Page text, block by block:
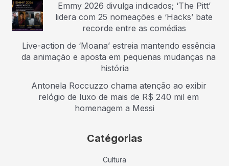
Emmy 2026 divulga indicados; ‘The Pitt’
lidera com 25 nomeações e ‘Hacks’ bate
recorde entre as comédias
Live-action de ‘Moana’ estreia mantendo essência
da animação e aposta em pequenas mudanças na
história
Antonela Roccuzzo chama atenção ao exibir
relógio de luxo de mais de R$ 240 mil em
homenagem a Messi
Catégorias
Cultura